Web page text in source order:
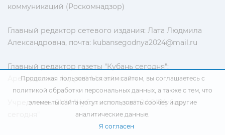
коммуникаций (Роскомнадзор)
Главный редактор сетевого издания: Лата Людмила
Александровна, почта: kubansegodnya2024@mail.ru
Главный редактор газеты "Кубань сегодня":
Арендаренко Андрей Михайлович
Учредитель СМИ "Кубань сегодня": ЗАО "Кубань
Продолжая пользоваться этим сайтом, вы соглашаетесь с
политикой обработки персональных данных, а также с тем, что
элементы сайта могут использовать cookies и другие
аналитические данные.
Я согласен